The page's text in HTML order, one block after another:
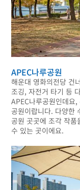
APEC나루공원
해운대 영화의전당 건
조깅, 자전거 타기 등
APEC나루공원인데요
공원이랍니다. 다양한
공원 곳곳에 조각 작
수 있는 곳이에요.